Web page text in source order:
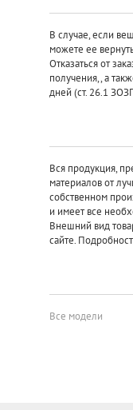
В случае, если
можете ее
Отказаться от
получения,, а
дней (ст. 26.1
Вся продукция,
материалов от
собственном
и имеет все
Внешний вид
сайте.
Все модели